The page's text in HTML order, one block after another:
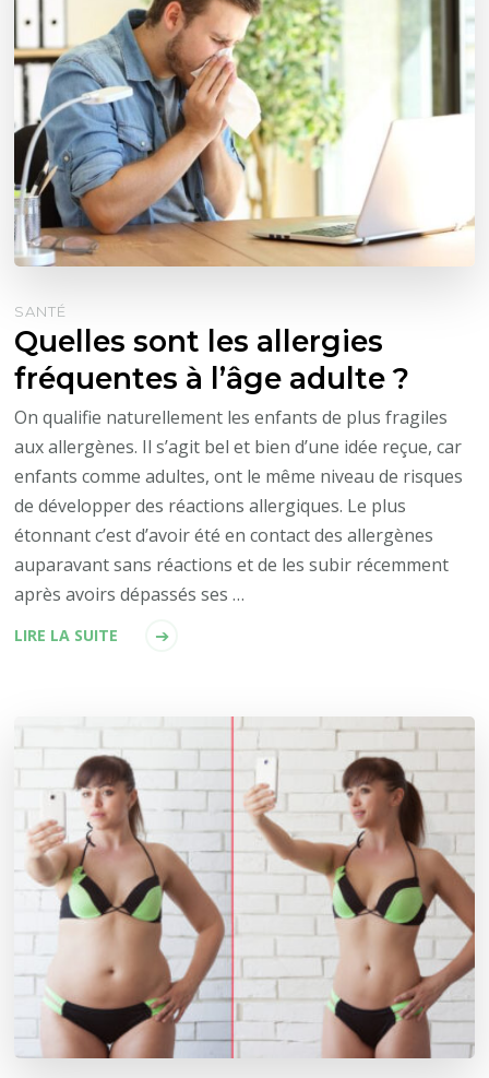
SANTÉ
Quelles sont les allergies
fréquentes à l’âge adulte ?
On qualifie naturellement les enfants de plus fragiles
aux allergènes. Il s’agit bel et bien d’une idée reçue, car
enfants comme adultes, ont le même niveau de risques
de développer des réactions allergiques. Le plus
étonnant c’est d’avoir été en contact des allergènes
auparavant sans réactions et de les subir récemment
après avoirs dépassés ses …
LIRE LA SUITE